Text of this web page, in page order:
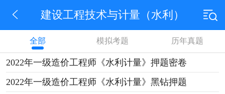
建设工程技术与计量（水利）
全部 模拟考题 历年真题
2022年一级造价工程师《水利计量》押题密卷
2022年一级造价工程师《水利计量》黑钻押题